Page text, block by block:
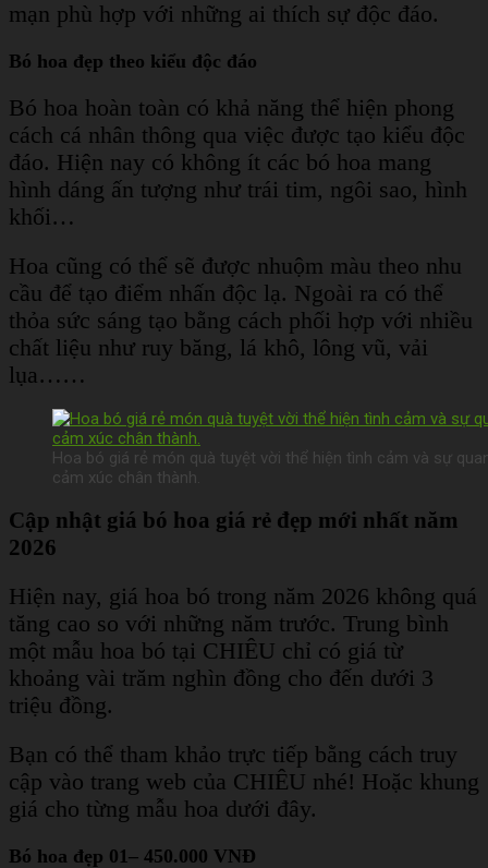
mạn phù hợp với những ai thích sự độc đáo.
Bó hoa đẹp theo kiểu độc đáo
Bó hoa hoàn toàn có khả năng thể hiện phong
cách cá nhân thông qua việc được tạo kiểu độc
đáo. Hiện nay có không ít các bó hoa mang
hình dáng ấn tượng như trái tim, ngôi sao, hình
khối…
Hoa cũng có thể sẽ được nhuộm màu theo nhu
cầu để tạo điểm nhấn độc lạ. Ngoài ra có thể
thỏa sức sáng tạo bằng cách phối hợp với nhiều
chất liệu như ruy băng, lá khô, lông vũ, vải
lụa……
Hoa bó giá rẻ món quà tuyệt vời thể hiện tình cảm và sự
cảm xúc chân thành.
Cập nhật giá bó hoa giá rẻ đẹp mới nhất năm
2026
Hiện nay, giá hoa bó trong năm 2026 không quá
tăng cao so với những năm trước. Trung bình
một mẫu hoa bó tại CHIÊU chỉ có giá từ
khoảng vài trăm nghìn đồng cho đến dưới 3
triệu đồng.
Bạn có thể tham khảo trực tiếp bằng cách truy
cập vào trang web của CHIÊU nhé! Hoặc khung
giá cho từng mẫu hoa dưới đây.
Bó hoa đẹp 01– 450.000 VNĐ